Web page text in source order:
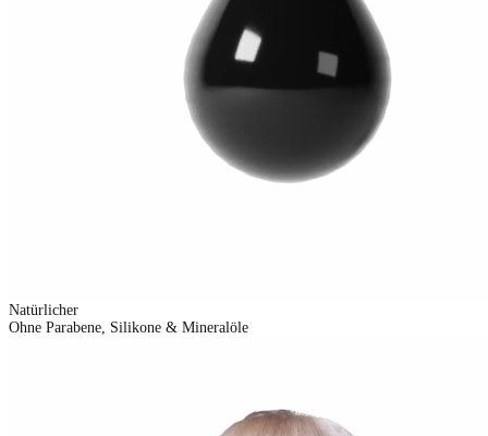
Natürlicher
Ohne Parabene, Silikone & Mineralöle